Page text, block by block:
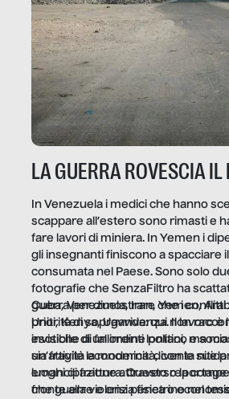
LA GUERRA ROVESCIA IL
In Venezuela i medici che hanno
scappare all’estero sono rimasti e
fare lavori di miniera. In Yemen i
gli insegnanti finiscono a spacciare
consumata nel Paese. Sono solo
fotografie che SenzaFiltro ha
guerra per dimostrare che i conflitti
priorità di sopravvivenza. Il lavoro è
invisibile di un ordine politico e
un’attività economica: diventa
luoghi di frattura. Questo reportage
che guerre e crisi penetrino nel
Cuba, Venezuela, Iran, Yemen,
Uniti, Kenya, Uganda: qui non
esotiche di fallimenti lontani, ma
sia fragile la modernità, con le sue
emancipazione attraverso la
fronte alla violenza fisica o